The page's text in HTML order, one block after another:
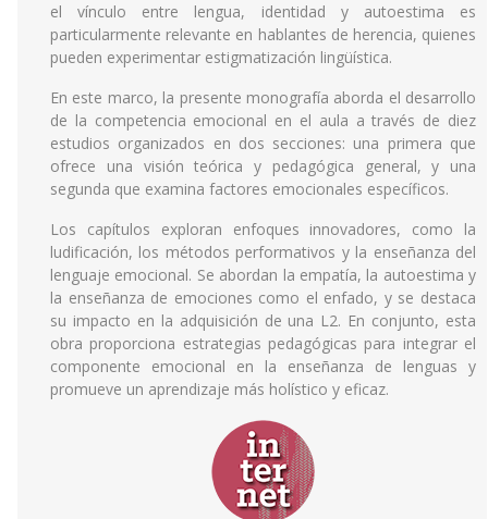
el vínculo entre lengua, identidad y autoestima es
particularmente relevante en hablantes de herencia, quienes
pueden experimentar estigmatización lingüística.
En este marco, la presente monografía aborda el desarrollo
de la competencia emocional en el aula a través de diez
estudios organizados en dos secciones: una primera que
ofrece una visión teórica y pedagógica general, y una
segunda que examina factores emocionales específicos.
Los capítulos exploran enfoques innovadores, como la
ludificación, los métodos performativos y la enseñanza del
lenguaje emocional. Se abordan la empatía, la autoestima y
la enseñanza de emociones como el enfado, y se destaca
su impacto en la adquisición de una L2. En conjunto, esta
obra proporciona estrategias pedagógicas para integrar el
componente emocional en la enseñanza de lenguas y
promueve un aprendizaje más holístico y eficaz.